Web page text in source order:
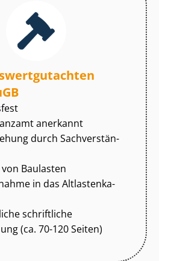
anerkannt
durch Sach­ver­stän­
Baulasten
in das Alt­las­ten­ka­
schriftliche
(ca. 70-120 Seiten)